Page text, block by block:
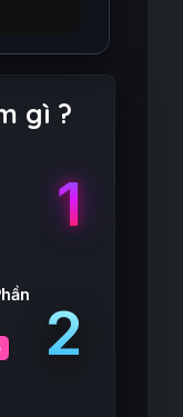
gì ?
1
2